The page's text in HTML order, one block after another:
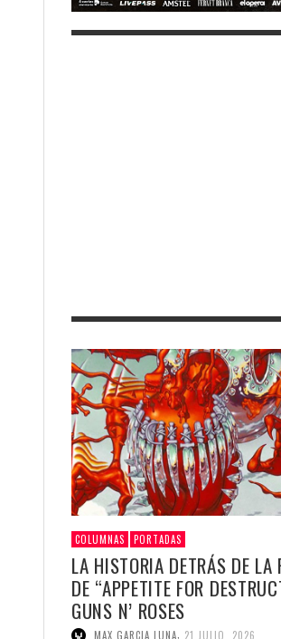
COLUMNAS PORTADAS
LA HISTORIA DETRÁS DE LA
DE “APPETITE FOR
GUNS N’ ROSES
MAX GARCIA LUNA, 21 JULIO, 2026